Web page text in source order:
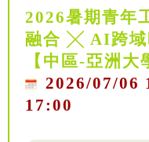
2026暑期青年
融合 ╳ AI跨域
【中區-亞洲大
2026/07/06
17:00